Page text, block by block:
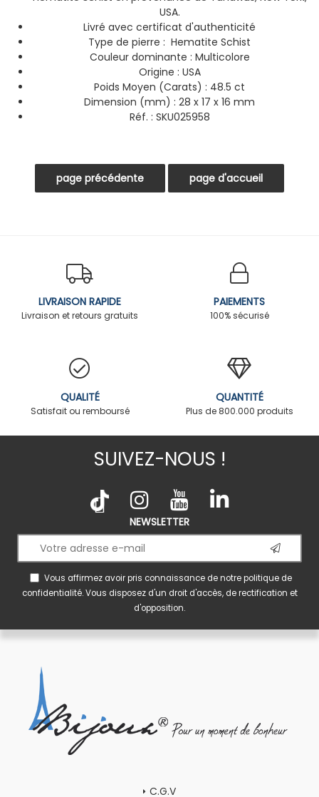
USA.
Livré avec certificat d'authenticité
Type de pierre : Hematite Schist
Couleur dominante : Multicolore
Origine : USA
Poids Moyen (Carats) : 48.5 ct
Dimension (mm) : 28 x 17 x 16 mm
Réf. : SKU025958
LIVRAISON RAPIDE
Livraison et retours gratuits
PAIEMENTS
100% sécurisé
QUALITÉ
Satisfait ou remboursé
QUANTITÉ
Plus de 800.000 produits
SUIVEZ-NOUS !
NEWSLETTER
Vous affirmez avoir pris connaissance de notrepolitique de
confidentialité. Vous disposez d'un droit d'accès, de rectification et
d'opposition.
C.G.V